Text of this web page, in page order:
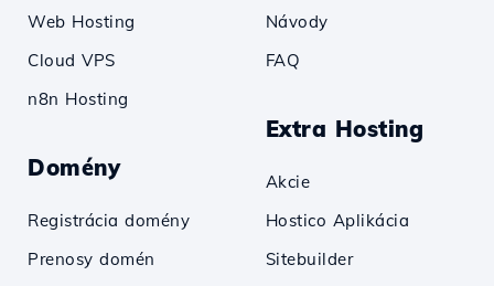
Web Hosting
Cloud VPS
n8n Hosting
Domény
Registrácia domény
Prenosy domén
Návody
FAQ
Extra Hosting
Akcie
Hostico Aplikácia
Sitebuilder